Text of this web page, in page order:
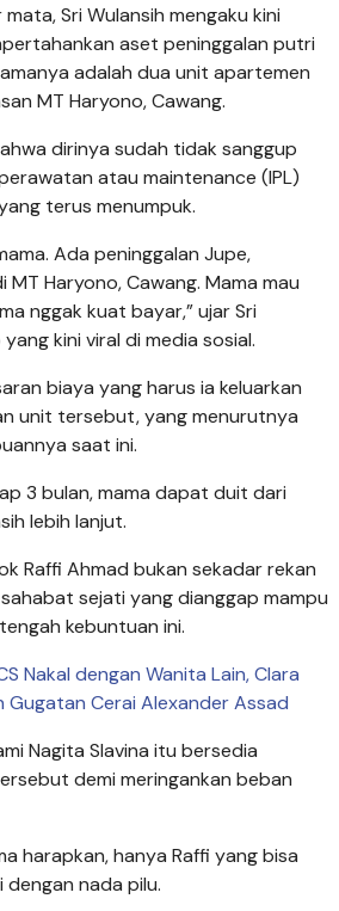
Sri Wulansih mengaku kini
aset peninggalan putri
adalah dua unit apartemen
MT Haryono, Cawang.
dirinya sudah tidak sanggup
atau maintenance (IPL)
terus menumpuk.
Ada peninggalan Jupe,
Haryono, Cawang. Mama mau
nggak kuat bayar,” ujar Sri
kini viral di media sosial.
biaya yang harus ia keluarkan
unit tersebut, yang menurutnya
saat ini.
3 bulan, mama dapat duit dari
lebih lanjut.
Raffi Ahmad bukan sekadar rekan
sejati yang dianggap mampu
kebuntuan ini.
Nakal dengan Wanita Lain, Clara
Gugatan Cerai Alexander Assad
Nagita Slavina itu bersedia
demi meringankan beban
harapkan, hanya Raffi yang bisa
dengan nada pilu.